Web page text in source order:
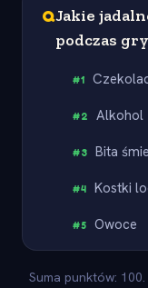
QJakie
podczas
#1
#2 Alkohol
#3 Bita
#4 Kostki
#5 Owoce
Suma punktów: